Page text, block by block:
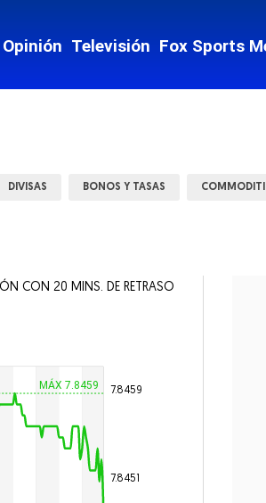
Opinión Televisión Fox Sports
Mostrar Estados subsecciones
DIVISAS BONOS Y TASAS
CON 20 MINS. DE RETRASO
MÁX 7.8459
7.8451
7.8459